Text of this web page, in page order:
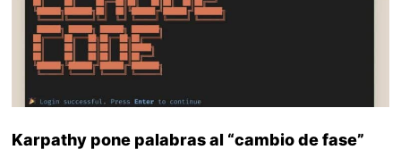
Karpathy pone palabras al “cambio de fase”